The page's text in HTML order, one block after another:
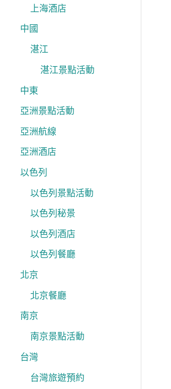
上海酒店
中國
湛江
湛江景點活動
中東
亞洲景點活動
亞洲航線
亞洲酒店
以色列
以色列景點活動
以色列秘景
以色列酒店
以色列餐廳
北京
北京餐廳
南京
南京景點活動
台灣
台灣旅遊預約